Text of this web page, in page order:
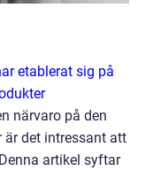
etablerat sig på
närvaro på den
är det intressant att
artikel syftar